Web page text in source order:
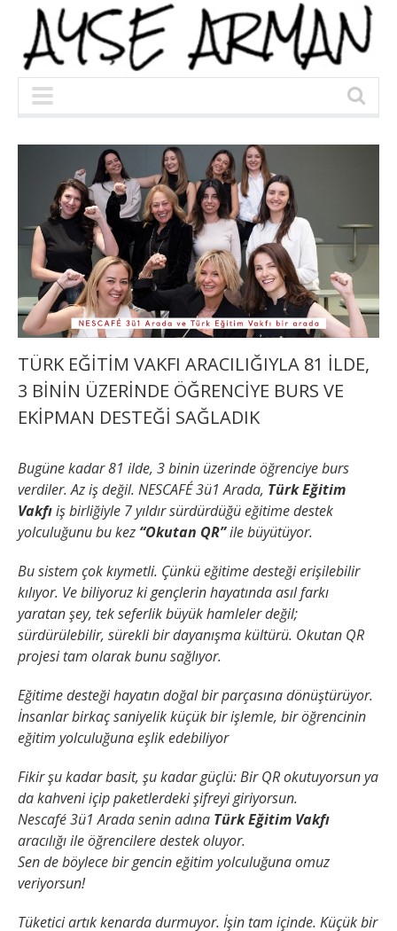
TÜRK EĞİTİM VAKFI ARACILIĞIYLA 81 İLDE,
3 BİNİN ÜZERİNDE ÖĞRENCİYE BURS VE
EKİPMAN DESTEĞİ SAĞLADIK
Bugüne kadar 81 ilde, 3 binin üzerinde öğrenciye burs
verdiler.Az iş değil. NESCAFÉ 3ü1 Arada, Türk Eğitim
Vakfıiş birliğiyle 7 yıldır sürdürdüğü eğitime destek
yolculuğunu bu kez “Okutan QR”ile büyütüyor.
Bu sistem çok kıymetli. Çünkü eğitime desteği erişilebilir
kılıyor. Ve biliyoruz ki gençlerin hayatında asıl farkı
yaratan şey, tek seferlik büyük hamleler değil;
sürdürülebilir, sürekli bir dayanışma kültürü. Okutan QR
projesi tam olarak bunu sağlıyor.
Eğitime desteği hayatın doğal bir parçasına dönüştürüyor.
İnsanlar birkaç saniyelik küçük bir işlemle, bir öğrencinin
eğitim yolculuğuna eşlik edebiliyor
Fikir şu kadar basit, şu kadar güçlü:Bir QR okutuyorsun ya
da kahveni içip paketlerdeki şifreyi giriyorsun.
Nescafé 3ü1 Arada senin adına Türk Eğitim Vakfı
aracılığı ile öğrencilere destek oluyor.
Sen de böylece bir gencin eğitim yolculuğuna omuz
veriyorsun!
Tüketici artık kenarda durmuyor. İşin tam içinde. Küçük bir